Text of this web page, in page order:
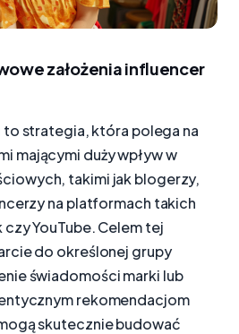
założenia influencer
strategia, która polega na
mającymi duży wpływ w
takimi jak blogerzy,
na platformach takich
YouTube. Celem tej
do określonej grupy
świadomości marki lub
rekomendacjom
skutecznie budować